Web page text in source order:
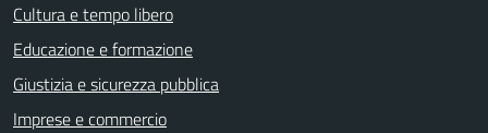
Cultura e tempo libero
Educazione e formazione
Giustizia e sicurezza pubblica
Imprese e commercio